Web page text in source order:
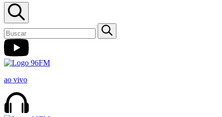
ao vivo